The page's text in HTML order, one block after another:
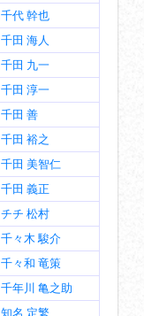
千代 幹也
千田 海人
千田 九一
千田 淳一
千田 善
千田 裕之
千田 美智仁
千田 義正
チチ 松村
千々木 駿介
千々和 竜策
千年川 亀之助
知名 定繁